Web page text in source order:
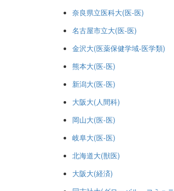
奈良県立医科大(医-医)
名古屋市立大(医-医)
金沢大(医薬保健学域-医学類)
熊本大(医-医)
新潟大(医-医)
大阪大(人間科)
岡山大(医-医)
岐阜大(医-医)
北海道大(獣医)
大阪大(経済)